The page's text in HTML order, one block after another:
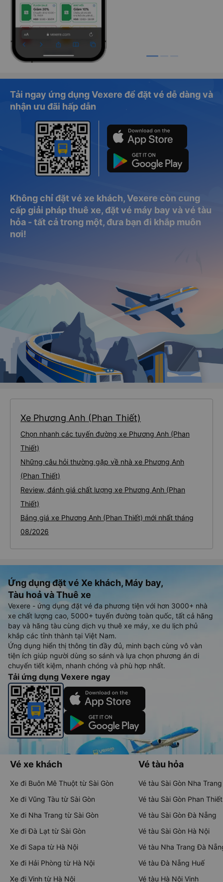
Tải ngay ứng dụng Vexere để đặt vé dễ dàng và
nhận ưu đãi hấp dẫn
Không chỉ đặt vé xe khách, Vexere còn cung
cấp giải pháp thuê xe, đặt vé máy bay và vé tàu
hỏa - tất cả trong một, đưa bạn đi khắp muôn
nơi!
Xe Phương Anh (Phan Thiết)
Chọn nhanh các tuyến đường xe Phương Anh (Phan
Thiết)
Những câu hỏi thường gặp về nhà xe Phương Anh
(Phan Thiết)
Review, đánh giá chất lượng xe Phương Anh (Phan
Thiết)
Bảng giá xe Phương Anh (Phan Thiết) mới nhất tháng
08/2026
Ứng dụng đặt vé Xe khách, Máy bay,
Tàu hoả và Thuê xe
Vexere - ứng dụng đặt vé đa phương tiện với hơn 3000+ nhà
xe chất lượng cao, 5000+ tuyến đường toàn quốc, tất cả hãng
bay và hãng tàu cùng dịch vụ thuê xe máy, xe du lịch phủ
khắp các tỉnh thành tại Việt Nam.
Ứng dụng hiển thị thông tin đầy đủ, minh bạch cùng vô vàn
tiện ích giúp người dùng so sánh và lựa chọn phương án di
chuyển tiết kiệm, nhanh chóng và phù hợp nhất.
Tải ứng dụng Vexere ngay
Vé xe khách
Xe đi Buôn Mê Thuột từ Sài Gòn
Xe đi Vũng Tàu từ Sài Gòn
Xe đi Nha Trang từ Sài Gòn
Xe đi Đà Lạt từ Sài Gòn
Xe đi Sapa từ Hà Nội
Xe đi Hải Phòng từ Hà Nội
Xe đi Vinh từ Hà Nội
Vé tàu hỏa
Vé tàu Sài Gòn Nha Trang
Vé tàu Sài Gòn Phan Thiết
Vé tàu Sài Gòn Đà Nẵng
Vé tàu Sài Gòn Hà Nội
Vé tàu Nha Trang Đà
Vé tàu Đà Nẵng Huế
Vé tàu Hà Nội Vinh